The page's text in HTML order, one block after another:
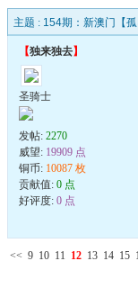
主题 : 154期：新澳门【
【独来独去】
圣骑士
发帖: 2270
威望: 19909 点
铜币: 10087 枚
贡献值: 0 点
好评度: 0 点
<< 9 10 11 12 13 14 15